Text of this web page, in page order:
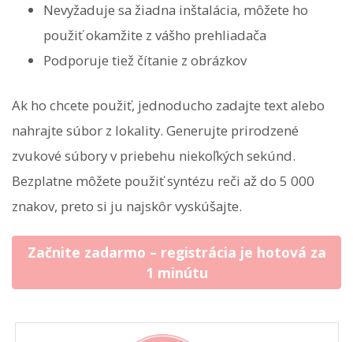
Nevyžaduje sa žiadna inštalácia, môžete ho
použiť okamžite z vášho prehliadača
Podporuje tiež čítanie z obrázkov
Ak ho chcete použiť, jednoducho zadajte text alebo
nahrajte súbor z lokality. Generujte prirodzené
zvukové súbory v priebehu niekoľkých sekúnd.
Bezplatne môžete použiť syntézu reči až do 5 000
znakov, preto si ju najskôr vyskúšajte.
Začnite zadarmo – registrácia je hotová za
1 minútu